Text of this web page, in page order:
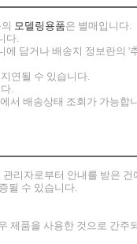
모델링용품은 별매입니다.
다.
담거나 배송지 정보란의 '
연될 수 있습니다.
.
서 배송상태 조회가 가능합
리자로부터 안내를 받은
될 수 있습니다.
제품을 사용한 것으로 간주